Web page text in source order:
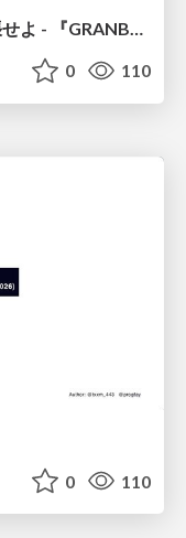
【CEDEC2026】『Relink』を拡張せよ - 『GRANBLUE FANTASY: Relink - Endless Ragnarok』の開発速度と品質を守るCI運用
0 110
0 110